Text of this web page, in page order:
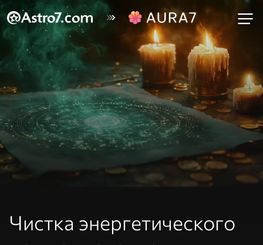
Чистка энергетического